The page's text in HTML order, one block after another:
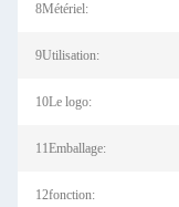
8Métériel:
9Utilisation:
10Le logo:
11Emballage:
12fonction: